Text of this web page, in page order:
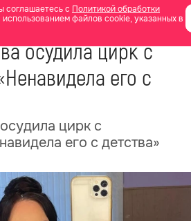
соглашаетесь с Политикой обработки
использованием файлов cookie, указанных в
о звездах новости
осудила цирк с
его с
цирк с
его с детства»